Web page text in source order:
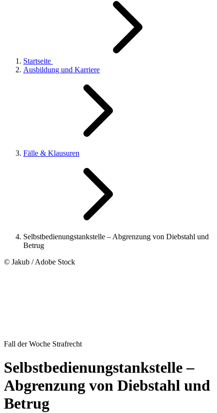
Startseite
Ausbildung und Karriere
Fälle & Klausuren
Selbstbedienungstankstelle – Abgrenzung von Diebstahl und
Betrug
© Jakub / Adobe Stock
Fall der Woche Strafrecht
Selbstbedienungstankstelle –
Abgrenzung von Diebstahl und
Betrug